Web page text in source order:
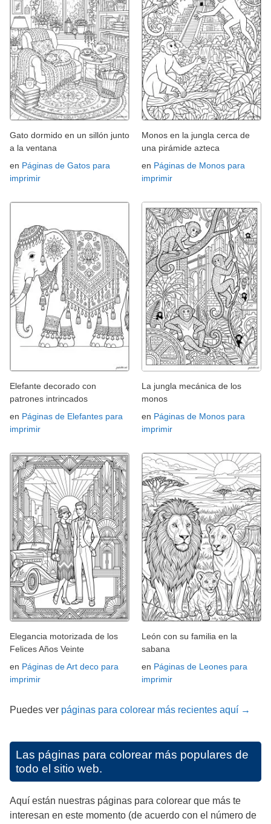
Gato dormido en un sillón junto
a la ventana
en Páginas de Gatos para
imprimir
Monos en la jungla cerca de
una pirámide azteca
en Páginas de Monos para
imprimir
Elefante decorado con
patrones intrincados
en Páginas de Elefantes para
imprimir
La jungla mecánica de los
monos
en Páginas de Monos para
imprimir
Elegancia motorizada de los
Felices Años Veinte
en Páginas de Art deco para
imprimir
León con su familia en la
sabana
en Páginas de Leones para
imprimir
Puedes ver páginas para colorear más recientes aquí →
Las páginas para colorear más populares de
todo el sitio web.
Aquí están nuestras páginas para colorear que más te
interesan en este momento (de acuerdo con el número de